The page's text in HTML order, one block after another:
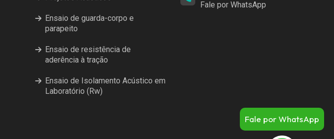
Ensaio de guarda-corpo e
parapeito
Ensaio de resistência de
aderência à tração
Ensaio de Isolamento Acústico em
Laboratório (Rw)
Fale por WhatsApp
Fale por WhatsApp